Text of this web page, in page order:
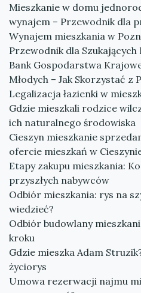
Mieszkanie w domu
wynajem – Przewodnik dla
Wynajem mieszkania w
Przewodnik dla Szukających
Bank Gospodarstwa
Młodych – Jak Skorzystać z
Legalizacja łazienki w
Gdzie mieszkali rodzice
ich naturalnego środowiska
Cieszyn mieszkanie
ofercie mieszkań w
Etapy zakupu mieszkania:
przyszłych nabywców
Odbiór mieszkania: rys na
wiedzieć?
Odbiór budowlany
kroku
Gdzie mieszka Adam
życiorys
Umowa rezerwacji najmu